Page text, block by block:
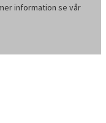
information se vår